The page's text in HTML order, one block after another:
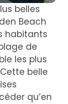
belles
Beach
habitants
de
les plus
belle
qu’en